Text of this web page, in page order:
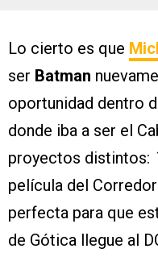
Lo cierto es que
ser Batman
oportunidad dentro
donde iba a ser el
proyectos distintos:
película del
perfecta para que
de Gótica llegue al